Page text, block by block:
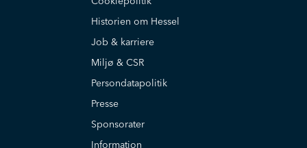
Historien om Hessel
Job & karriere
Miljø & CSR
Persondatapolitik
Presse
Sponsorater
Information